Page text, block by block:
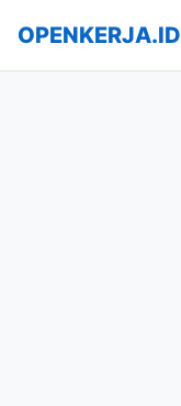
OPENKERJA.ID